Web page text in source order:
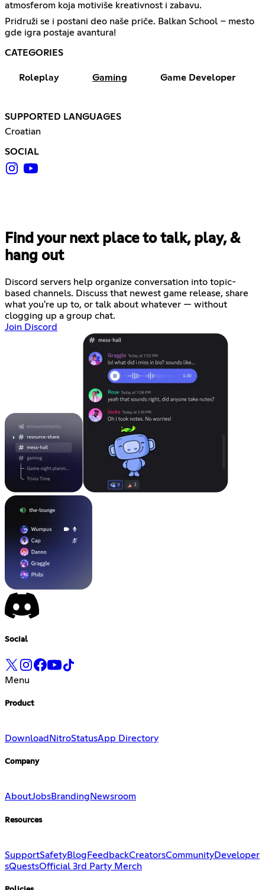
atmosferom koja motiviše kreativnost i zabavu.
Pridruži se i postani deo naše priče. Balkan School – mesto
gde igra postaje avantura!
CATEGORIES
Roleplay Gaming Game Developer
SUPPORTED LANGUAGES
Croatian
SOCIAL
Find your next place to talk, play, &
hang out
Discord servers help organize conversation into topic-
based channels. Discuss that newest game release, share
what you're up to, or talk about whatever — without
clogging up a group chat.
Join Discord
Social
Menu
Product
Download NitroStatusApp Directory
Company
AboutJobsBranding Newsroom
Resources
SupportSafetyBlog FeedbackCreatorsCommunityDeveloper
sQuestsOfficial 3rd Party Merch